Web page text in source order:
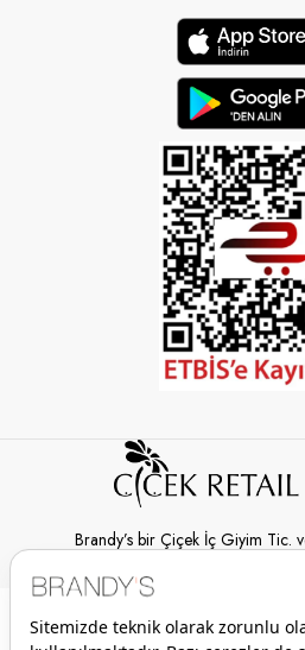
Brandy’s bir Çiçek İç Giyim Tic.
© 2026 Brandy’s | Her